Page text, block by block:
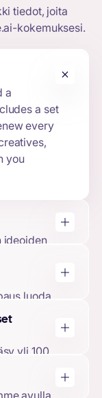
tiedot, joita
kokemuksesi.
a
a set
every
you
ideoiden
logon,
ja
mikä
luoda
yli 100
joita voit
sisältyvät